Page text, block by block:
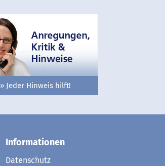
» Jeder Hinweis hilft!
Informationen
Datenschutz